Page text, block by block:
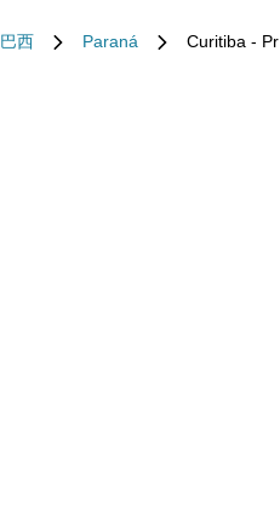
巴西 Paraná Curitiba - Pr